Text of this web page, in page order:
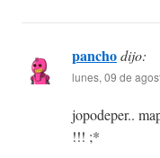
panchodijo:
lunes, 09 de
jopodeper..
!!! ;*